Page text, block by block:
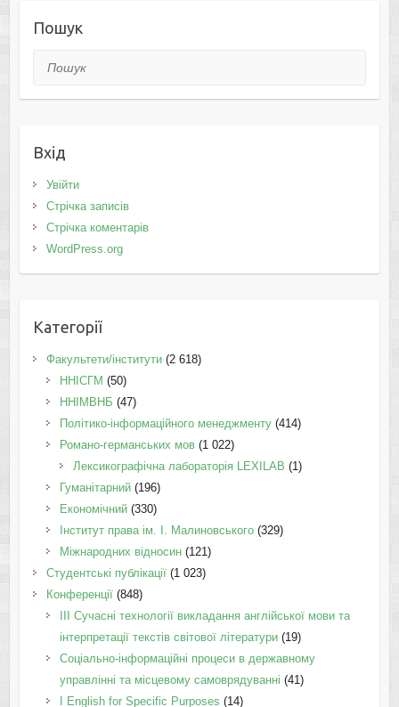
Пошук
Пошук
Вхід
Увійти
Стрічка записів
Стрічка коментарів
WordPress.org
Категорії
Факультети/інститути(2 618)
ННІСГМ (50)
ННІМВНБ (47)
Політико-інформаційного менеджменту(414)
Романо-германських мов(1 022)
Лексикографічна лабораторія LEXILAB (1)
Гуманітарний(196)
Економічний(330)
Інститут права ім. І. Малиновського(329)
Міжнародних відносин(121)
Студентські публікації(1 023)
Конференції(848)
III Сучасні технології викладання англійської мови та
інтерпретації текстів світової літератури(19)
Соціально-інформаційні процеси в державному
управлінні та місцевому самоврядуванні (41)
І English for Specific Purposes (14)